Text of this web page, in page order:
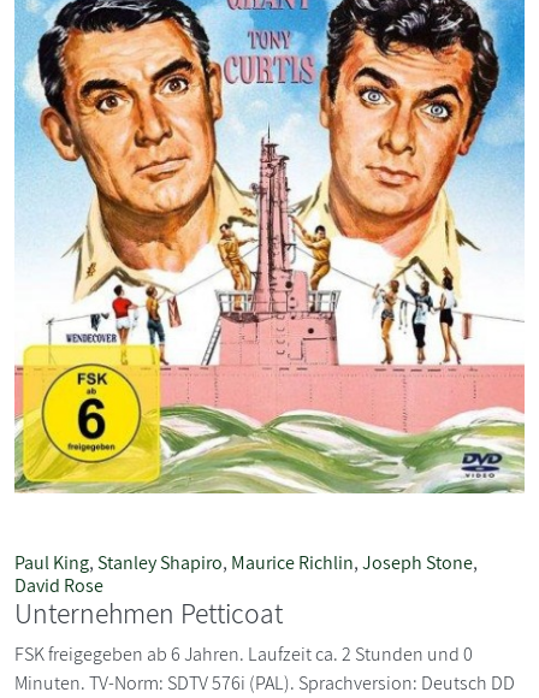
Paul King, Stanley Shapiro, Maurice Richlin,Joseph Stone,
David Rose
Unternehmen Petticoat
FSK freigegeben ab 6 Jahren. Laufzeit ca. 2 Stunden und 0
Minuten. TV-Norm: SDTV 576i (PAL). Sprachversion: Deutsch DD